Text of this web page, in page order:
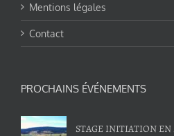
Mentions légales
Contact
PROCHAINS ÉVÉNEMENTS
STAGE INITIATION